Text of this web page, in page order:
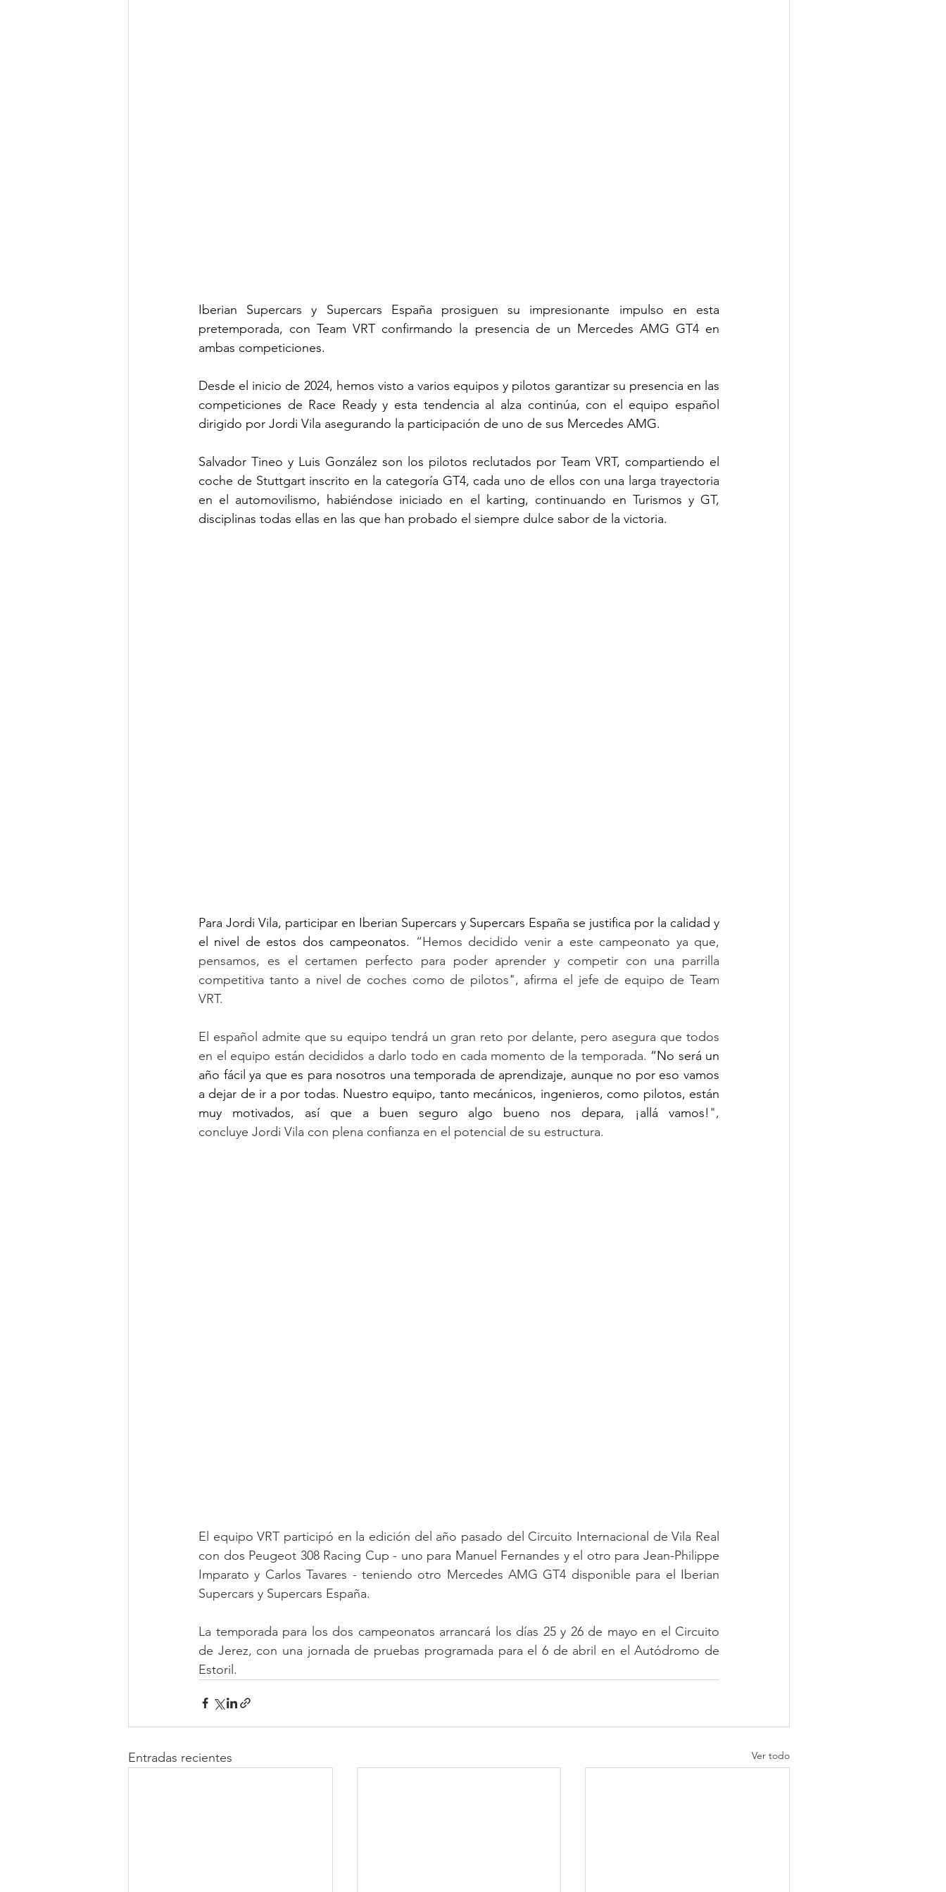
Iberian Supercars y Supercars España prosiguen su impresionante impulso en esta
pretemporada, con Team VRT confirmando la presencia de un Mercedes AMG GT4 en
ambas competiciones.
Desde el inicio de 2024, hemos visto a varios equipos y pilotos garantizar su presencia en las
competiciones de Race Ready y esta tendencia al alza continúa, con el equipo español
dirigido por Jordi Vila asegurando la participación de uno de sus Mercedes AMG.
Salvador Tineo y Luis González son los pilotos reclutados por Team VRT, compartiendo el
coche de Stuttgart inscrito en la categoría GT4, cada uno de ellos con una larga trayectoria
en el automovilismo, habiéndose iniciado en el karting, continuando en Turismos y GT,
disciplinas todas ellas en las que han probado el siempre dulce sabor de la victoria.
Para Jordi Vila, participar en Iberian Supercars y Supercars España se justifica por la calidad y
el nivel de estos dos campeonatos. “Hemos decidido venir a este campeonato ya que,
pensamos, es el certamen perfecto para poder aprender y competir con una parrilla
competitiva tanto a nivel de coches como de pilotos", afirma el jefe de equipo de Team
VRT.
El español admite que su equipo tendrá un gran reto por delante, pero asegura que todos
en el equipo están decididos a darlo todo en cada momento de la temporada. “No será un
año fácil ya que es para nosotros una temporada de aprendizaje, aunque no por eso vamos
a dejar de ir a por todas. Nuestro equipo, tanto mecánicos, ingenieros, como pilotos, están
muy motivados, así que a buen seguro algo bueno nos depara, ¡allá vamos! ",
concluye Jordi Vila con plena confianza en el potencial de su estructura.
El equipo VRT participó en la edición del año pasado del Circuito Internacional de Vila Real
con dos Peugeot 308 Racing Cup - uno para Manuel Fernandes y el otro para Jean-Philippe
Imparato y Carlos Tavares - teniendo otro Mercedes AMG GT4 disponible para el Iberian
Supercars y Supercars España.
La temporada para los dos campeonatos arrancará los días 25 y 26 de mayo en el Circuito
de Jerez, con una jornada de pruebas programada para el 6 de abril en el Autódromo de
Estoril.
Entradas recientes Ver todo